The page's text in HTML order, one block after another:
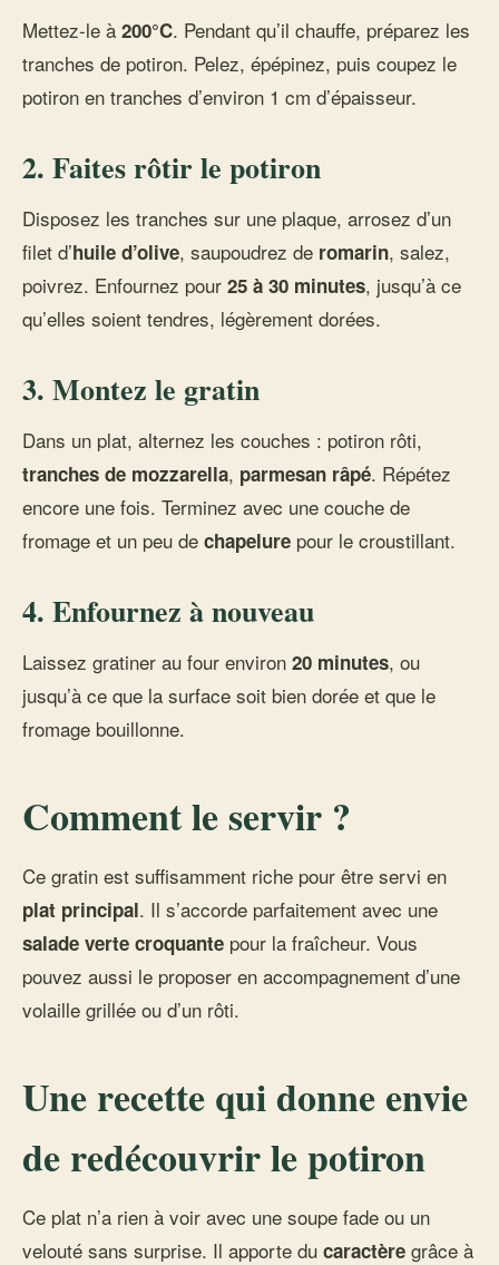
Mettez-le à 200°C. Pendant qu’il chauffe, préparez les
tranches de potiron. Pelez, épépinez, puis coupez le
potiron en tranches d’environ 1 cm d’épaisseur.
2. Faites rôtir le potiron
Disposez les tranches sur une plaque, arrosez d’un
filet d’huile d’olive, saupoudrez de romarin, salez,
poivrez. Enfournez pour 25 à 30 minutes, jusqu’à ce
qu’elles soient tendres, légèrement dorées.
3. Montez le gratin
Dans un plat, alternez les couches : potiron rôti,
tranches de mozzarella, parmesan râpé. Répétez
encore une fois. Terminez avec une couche de
fromage et un peu de chapelure pour le croustillant.
4. Enfournez à nouveau
Laissez gratiner au four environ 20 minutes, ou
jusqu’à ce que la surface soit bien dorée et que le
fromage bouillonne.
Comment le servir ?
Ce gratin est suffisamment riche pour être servi en
plat principal. Il s’accorde parfaitement avec une
salade verte croquante pour la fraîcheur. Vous
pouvez aussi le proposer en accompagnement d’une
volaille grillée ou d’un rôti.
Une recette qui donne envie
de redécouvrir le potiron
Ce plat n’a rien à voir avec une soupe fade ou un
velouté sans surprise. Il apporte du caractère grâce à